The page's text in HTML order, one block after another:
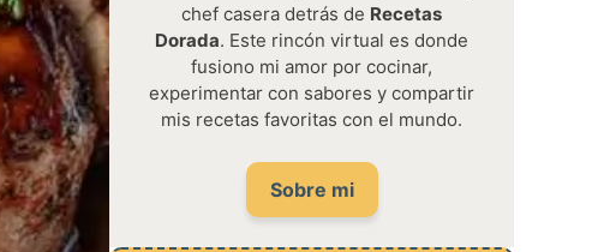
chef casera detrás de Recetas
Dorada. Este rincón virtual es donde
fusiono mi amor por cocinar,
experimentar con sabores y compartir
mis recetas favoritas con el mundo.
Sobre mi